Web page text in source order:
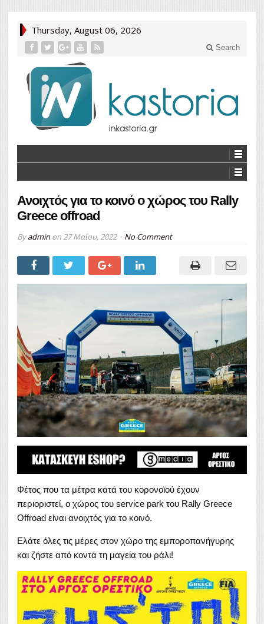
Thursday, August 06, 2026
Search
Ανοιχτός για το κοινό ο χώρος του Rally
Greece offroad
Byadminon 27 Μαΐου, 2022 No Comment
Φέτος που τα μέτρα κατά του κορονοϊού έχουν
περιοριστεί, ο χώρος του service park του Rally Greece
Offroad είναι ανοιχτός για το κοινό.
Ελάτε όλες τις μέρες στον χώρο της εμποροπανήγυρης
και ζήστε από κοντά τη μαγεία του ράλι!